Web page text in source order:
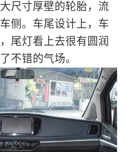
尺寸厚壁的轮胎，流
侧。车尾设计上，车
尾灯看上去很有圆润
不错的气场。